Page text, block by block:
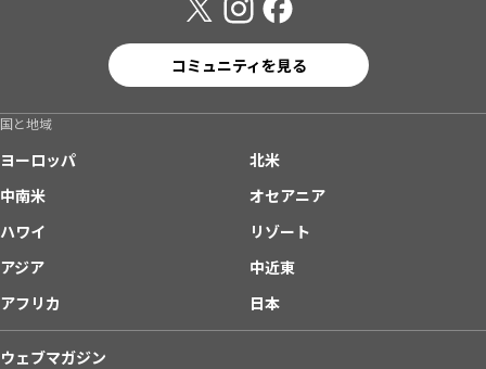
コミュニティを見る
国と地域
ヨーロッパ
北米
中南米
オセアニア
ハワイ
リゾート
アジア
中近東
アフリカ
日本
ウェブマガジン